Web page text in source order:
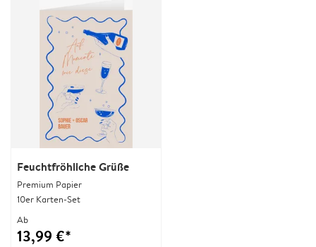
Feuchtfröhliche Grüße
Premium Papier
10er Karten-Set
Ab
13,99 €*